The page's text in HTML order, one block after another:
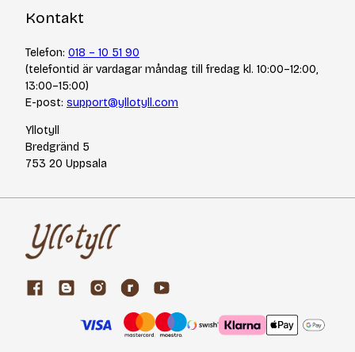
Kontakt
Telefon: 018 – 10 51 90
(telefontid är vardagar måndag till fredag kl. 10:00–12:00,
13:00–15:00)
E-post: support@yllotyll.com
Yllotyll
Bredgränd 5
753 20 Uppsala